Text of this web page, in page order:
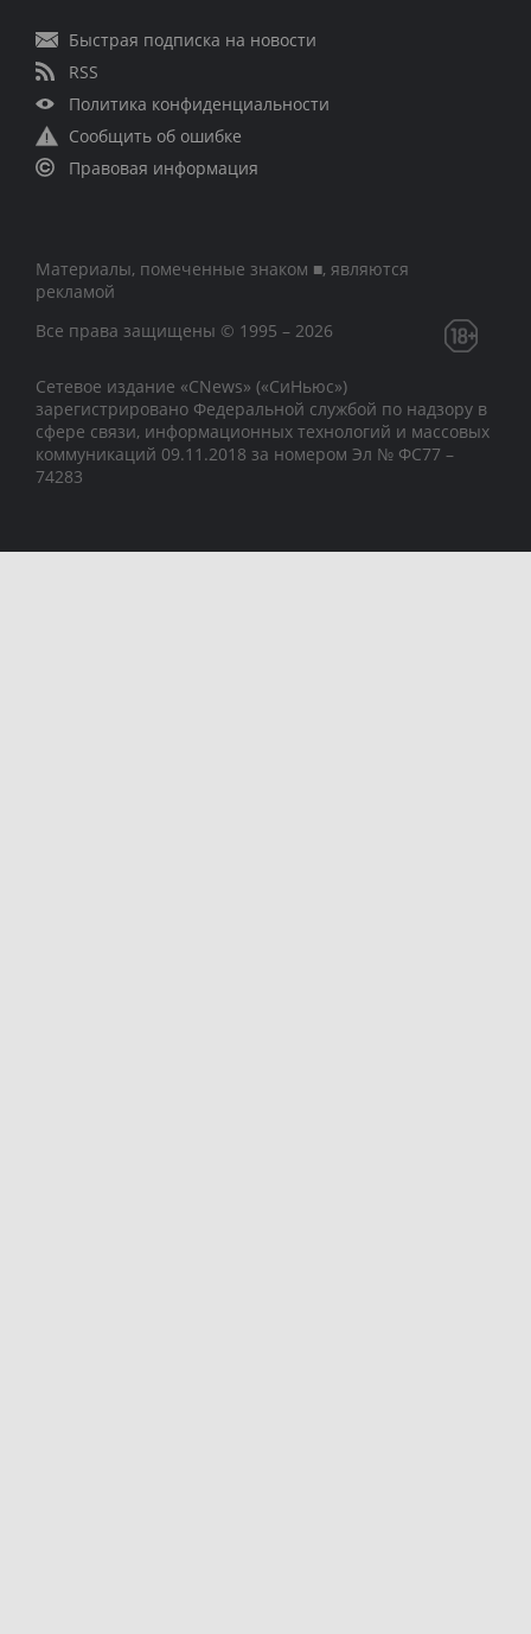
Быстрая подписка на новости
RSS
Политика конфиденциальности
Сообщить об ошибке
Правовая информация
Материалы, помеченные знаком ■, являются
рекламой
Все права защищены © 1995 – 2026
Сетевое издание «CNews» («СиНьюс»)
зарегистрировано Федеральной службой по надзору в
сфере связи, информационных технологий и массовых
коммуникаций 09.11.2018 за номером Эл № ФС77 –
74283